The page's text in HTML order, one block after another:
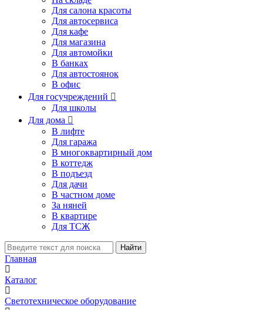
Для салона красоты
Для автосервиса
Для кафе
Для магазина
Для автомойки
В банках
Для автостоянок
В офис
Для госучреждений 
Для школы
Для дома 
В лифте
Для гаража
В многоквартирный дом
В коттедж
В подъезд
Для дачи
В частном доме
За няней
В квартире
Для ТСЖ
Найти
Главная
Каталог
Светотехническое оборудование